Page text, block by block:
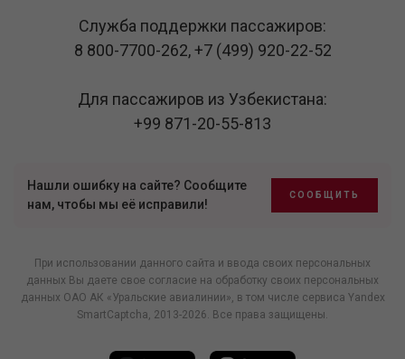
Служба поддержки пассажиров:
8 800-7700-262,+7 (499) 920-22-52
Для пассажиров из Узбекистана:
+99 871-20-55-813
Нашли ошибку на сайте? Сообщите
нам, чтобы мы её исправили!
СООБЩИТЬ
При использовании данного сайта и ввода своих персональных
данных Вы даете свое согласие на обработку своих персональных
данных ОАО АК «Уральские авиалинии», в том числе сервиса Yandex
SmartCaptcha, 2013-2026. Все права защищены.